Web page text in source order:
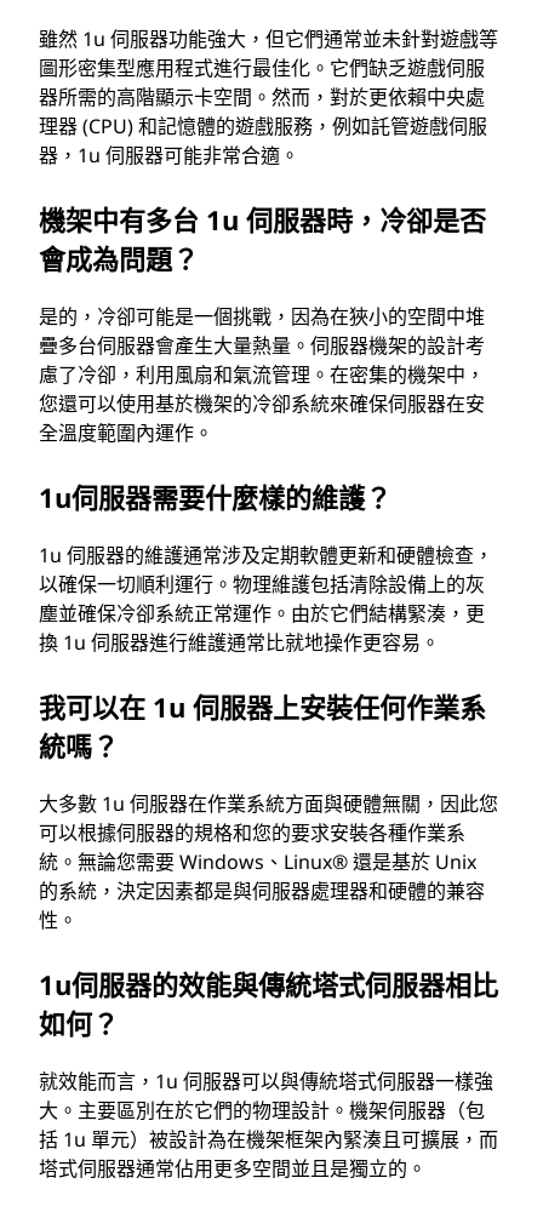
雖然 1u 伺服器功能強大，但它們通常並未針對遊戲等
圖形密集型應用程式進行最佳化。它們缺乏遊戲伺服
器所需的高階顯示卡空間。然而，對於更依賴中央處
理器 (CPU) 和記憶體的遊戲服務，例如託管遊戲伺服
器，1u 伺服器可能非常合適。
機架中有多台 1u 伺服器時，冷卻是否
會成為問題？
是的，冷卻可能是一個挑戰，因為在狹小的空間中堆
疊多台伺服器會產生大量熱量。伺服器機架的設計考
慮了冷卻，利用風扇和氣流管理。在密集的機架中，
您還可以使用基於機架的冷卻系統來確保伺服器在安
全溫度範圍內運作。
1u伺服器需要什麼樣的維護？
1u 伺服器的維護通常涉及定期軟體更新和硬體檢查，
以確保一切順利運行。物理維護包括清除設備上的灰
塵並確保冷卻系統正常運作。由於它們結構緊湊，更
換 1u 伺服器進行維護通常比就地操作更容易。
我可以在 1u 伺服器上安裝任何作業系
統嗎？
大多數 1u 伺服器在作業系統方面與硬體無關，因此您
可以根據伺服器的規格和您的要求安裝各種作業系
統。無論您需要 Windows、Linux® 還是基於 Unix
的系統，決定因素都是與伺服器處理器和硬體的兼容
性。
1u伺服器的效能與傳統塔式伺服器相比
如何？
就效能而言，1u 伺服器可以與傳統塔式伺服器一樣強
大。主要區別在於它們的物理設計。機架伺服器（包
括 1u 單元）被設計為在機架框架內緊湊且可擴展，而
塔式伺服器通常佔用更多空間並且是獨立的。